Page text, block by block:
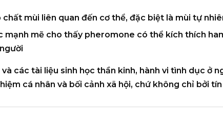
mùi liên quan đến cơ thể, đặc biệt là mùi tự
mạnh mẽcho thấy pheromone có thể kích thích
và các tài liệu sinh học thần kinh, hành vi tình dục ở
cá nhân và bối cảnh xã hội, chứ không chỉ bởi